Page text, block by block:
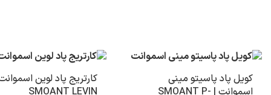
کویل پاد پاسیتو مینی
اسموانت | SMOANT P-
کارتریج پاد لوین
SMOANT LEVIN